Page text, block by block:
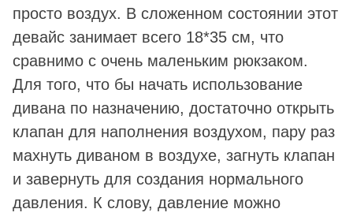
просто воздух. В сложенном состоянии этот
девайс занимает всего 18*35 см, что
сравнимо с очень маленьким рюкзаком.
Для того, что бы начать использование
дивана по назначению, достаточно открыть
клапан для наполнения воздухом, пару раз
махнуть диваном в воздухе, загнуть клапан
и завернуть для создания нормального
давления. К слову, давление можно